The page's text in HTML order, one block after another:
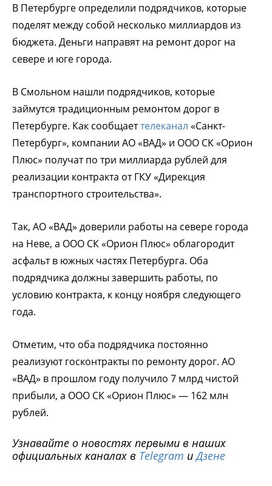
В Петербурге определили подрядчиков, которые
поделят между собой несколько миллиардов из
бюджета. Деньги направят на ремонт дорог на
севере и юге города.
В Смольном нашли подрядчиков, которые
займутся традиционным ремонтом дорог в
Петербурге. Как сообщаеттелеканал «Санкт-
Петербург», компании АО «ВАД» и ООО СК «Орион
Плюс» получат по три миллиарда рублей для
реализации контракта от ГКУ «Дирекция
транспортного строительства».
Так, АО «ВАД» доверили работы на севере города
на Неве, а ООО СК «Орион Плюс» облагородит
асфальт в южных частях Петербурга. Оба
подрядчика должны завершить работы, по
условию контракта, к концу ноября следующего
года.
Отметим, что оба подрядчика постоянно
реализуют госконтракты по ремонту дорог. АО
«ВАД» в прошлом году получило 7 млрд чистой
прибыли, а ООО СК «Орион Плюс» — 162 млн
рублей.
Узнавайте о новостях первыми в наших
официальных каналах в Telegram иДзене